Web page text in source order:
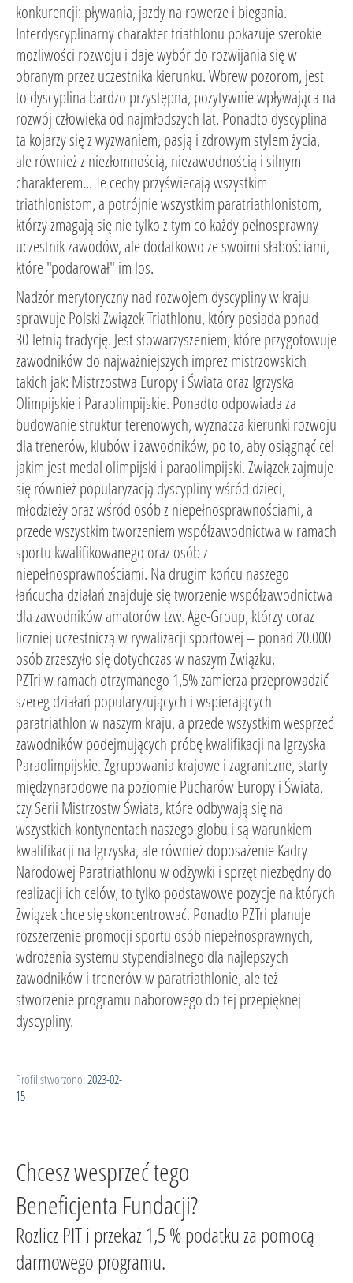
konkurencji: pływania, jazdy na rowerze i biegania.
Interdyscyplinarny charakter triathlonu pokazuje szerokie
możliwości rozwoju i daje wybór do rozwijania się w
obranym przez uczestnika kierunku. Wbrew pozorom, jest
to dyscyplina bardzo przystępna, pozytywnie wpływająca na
rozwój człowieka od najmłodszych lat. Ponadto dyscyplina
ta kojarzy się z wyzwaniem, pasją i zdrowym stylem życia,
ale również z niezłomnością, niezawodnością i silnym
charakterem... Te cechy przyświecają wszystkim
triathlonistom, a potrójnie wszystkim paratriathlonistom,
którzy zmagają się nie tylko z tym co każdy pełnosprawny
uczestnik zawodów, ale dodatkowo ze swoimi słabościami,
które "podarował" im los.
Nadzór merytoryczny nad rozwojem dyscypliny w kraju
sprawuje Polski Związek Triathlonu, który posiada ponad
30-letnią tradycję. Jest stowarzyszeniem, które przygotowuje
zawodników do najważniejszych imprez mistrzowskich
takich jak: Mistrzostwa Europy i Świata oraz Igrzyska
Olimpijskie i Paraolimpijskie. Ponadto odpowiada za
budowanie struktur terenowych, wyznacza kierunki rozwoju
dla trenerów, klubów i zawodników, po to, aby osiągnąć cel
jakim jest medal olimpijski i paraolimpijski. Związek zajmuje
się również popularyzacją dyscypliny wśród dzieci,
młodzieży oraz wśród osób z niepełnosprawnościami, a
przede wszystkim tworzeniem współzawodnictwa w ramach
sportu kwalifikowanego oraz osób z
niepełnosprawnościami. Na drugim końcu naszego
łańcucha działań znajduje się tworzenie współzawodnictwa
dla zawodników amatorów tzw. Age-Group, którzy coraz
liczniej uczestniczą w rywalizacji sportowej – ponad 20.000
osób zrzeszyło się dotychczas w naszym Związku.
PZTri w ramach otrzymanego 1,5% zamierza przeprowadzić
szereg działań popularyzujących i wspierających
paratriathlon w naszym kraju, a przede wszystkim wesprzeć
zawodników podejmujących próbę kwalifikacji na Igrzyska
Paraolimpijskie. Zgrupowania krajowe i zagraniczne, starty
międzynarodowe na poziomie Pucharów Europy i Świata,
czy Serii Mistrzostw Świata, które odbywają się na
wszystkich kontynentach naszego globu i są warunkiem
kwalifikacji na Igrzyska, ale również doposażenie Kadry
Narodowej Paratriathlonu w odżywki i sprzęt niezbędny do
realizacji ich celów, to tylko podstawowe pozycje na których
Związek chce się skoncentrować. Ponadto PZTri planuje
rozszerzenie promocji sportu osób niepełnosprawnych,
wdrożenia systemu stypendialnego dla najlepszych
zawodników i trenerów w paratriathlonie, ale też
stworzenie programu naborowego do tej przepięknej
dyscypliny.
Profil stworzono: 2023-02-
15
Chcesz wesprzeć tego
Beneficjenta Fundacji?
Rozlicz PIT i przekaż 1,5 % podatku za pomocą
darmowego programu.